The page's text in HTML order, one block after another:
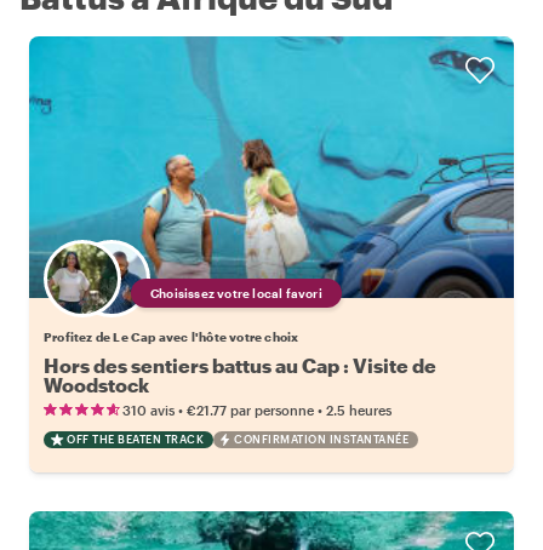
Choisissez votre local favori
Profitez de Le Cap avec l'hôte votre choix
Hors des sentiers battus au Cap : Visite de
Woodstock
310 avis • €21.77 par personne • 2.5 heures
OFF THE BEATEN TRACK CONFIRMATION INSTANTANÉE